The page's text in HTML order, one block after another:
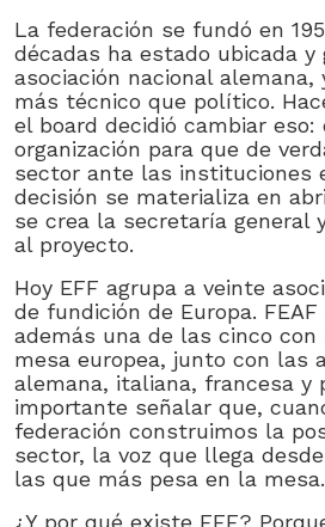
La federación se fundó en
décadas ha estado ubicada
asociación nacional
más técnico que político.
el board decidió cambiar eso:
organización para que de
sector ante las instituciones
decisión se materializa en
se crea la secretaría general
al proyecto.
Hoy EFF agrupa a veinte
de fundición de Europa.
además una de las cinco
mesa europea, junto con las
alemana, italiana, francesa y
importante señalar que,
federación construimos la
sector, la voz que llega
las que más pesa en la mesa.
¿Y por qué existe EFF?